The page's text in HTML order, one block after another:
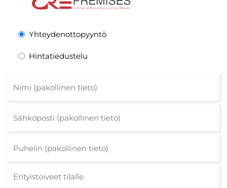
Yhteydenottopyyntö
Hintatiedustelu